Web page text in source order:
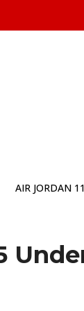
AIR JORDAN 11